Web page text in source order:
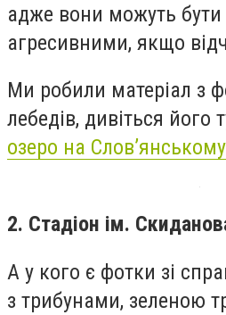
адже вони можуть бути
агресивними, якщо
Ми робили матеріал з
лебедів, дивіться його
озеро на
2. Стадіон ім.
А у кого є фотки зі
з трибунами, зеленою